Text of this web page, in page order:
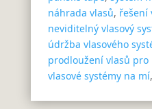
náhrada vlasů, řešení
neviditelný vlasový
údržba vlasového
prodloužení vlasů pro
vlasové systémy na mí,